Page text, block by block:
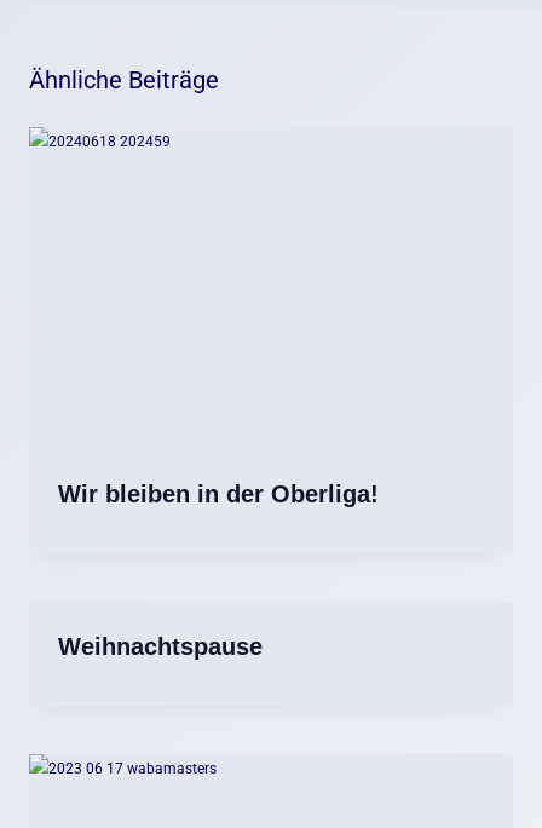
Ähnliche Beiträge
Wir bleiben in der Oberliga!
Weihnachtspause